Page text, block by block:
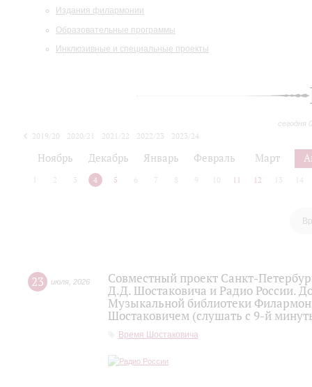
Издания филармонии
Образовательные программы
Инклюзивные и специальные проекты
сегодня
2019/20 2020/21 2021/22 2022/23
2023/24
Ноябрь Декабрь Январь Февраль Март
2 3 4 5 6 7 8 9 10 11 12 13 14
23 июля 2026
Совместный проект Санкт-
Д.Д. Шостаковича и Радио России.
Музыкальной библиотеки
Шостаковичем (слушать с 9-й
Время Шостаковича